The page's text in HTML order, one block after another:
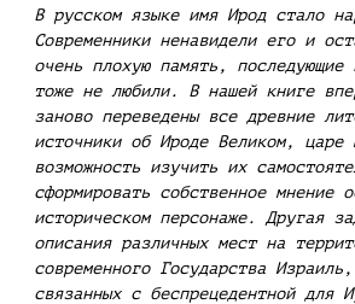
В русском языке имя Ирод стало
Современники ненавидели его и
очень плохую память, последующие
тоже не любили. В нашей книге
заново переведены все древние
источники об Ироде Великом, царе
возможность изучить их
сформировать собственное мнение
историческом персонаже. Другая
описания различных мест на
современного Государства
связанных с беспрецедентной для